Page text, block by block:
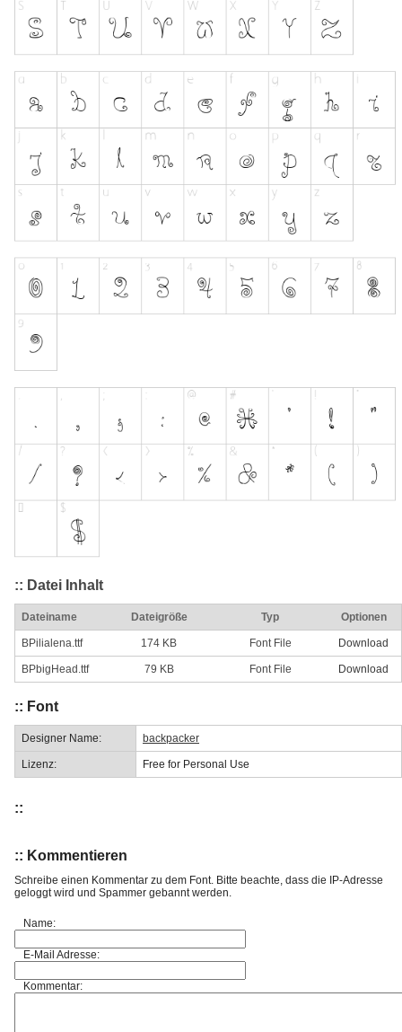
:: Datei Inhalt
Dateiname Dateigröße Typ Optionen
BPilialena.ttf 174 KB Font File Download
BPbigHead.ttf 79 KB Font File Download
:: Font
Designer Name: backpacker
Lizenz: Free for Personal Use
::
:: Kommentieren
Schreibe einen Kommentar zu dem Font. Bitte beachte, dass die IP-Adresse
geloggt wird und Spammer gebannt werden.
Name:
E-Mail Adresse:
Kommentar: